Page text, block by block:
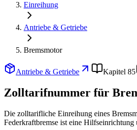
Einreihung
Antriebe & Getriebe
Bremsmotor
Antriebe & Getriebe Kapitel 85
Zolltarifnummer für
Die zolltarifliche Einreihung eines
Federkraftbremse ist eine Hilfseinrichtung